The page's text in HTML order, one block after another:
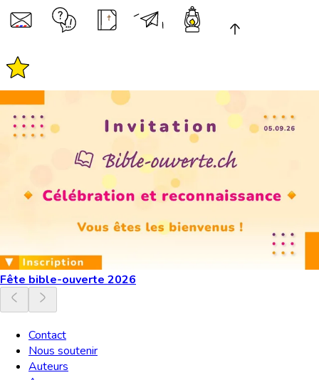
Fête bible-ouverte 2026
Contact
Nous soutenir
Auteurs